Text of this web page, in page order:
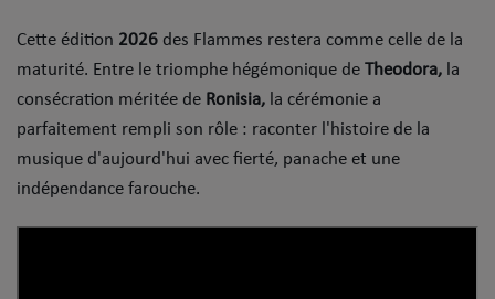
Cette édition 2026 des Flammes restera comme celle de la
maturité. Entre le triomphe hégémonique de Theodora, la
consécration méritée de Ronisia, la cérémonie a
parfaitement rempli son rôle : raconter l'histoire de la
musique d'aujourd'hui avec fierté, panache et une
indépendance farouche.